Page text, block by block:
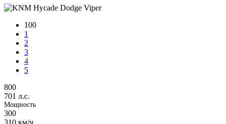
100
1
2
3
4
5
800
701 л.с.
Мощность
300
310 км/ч